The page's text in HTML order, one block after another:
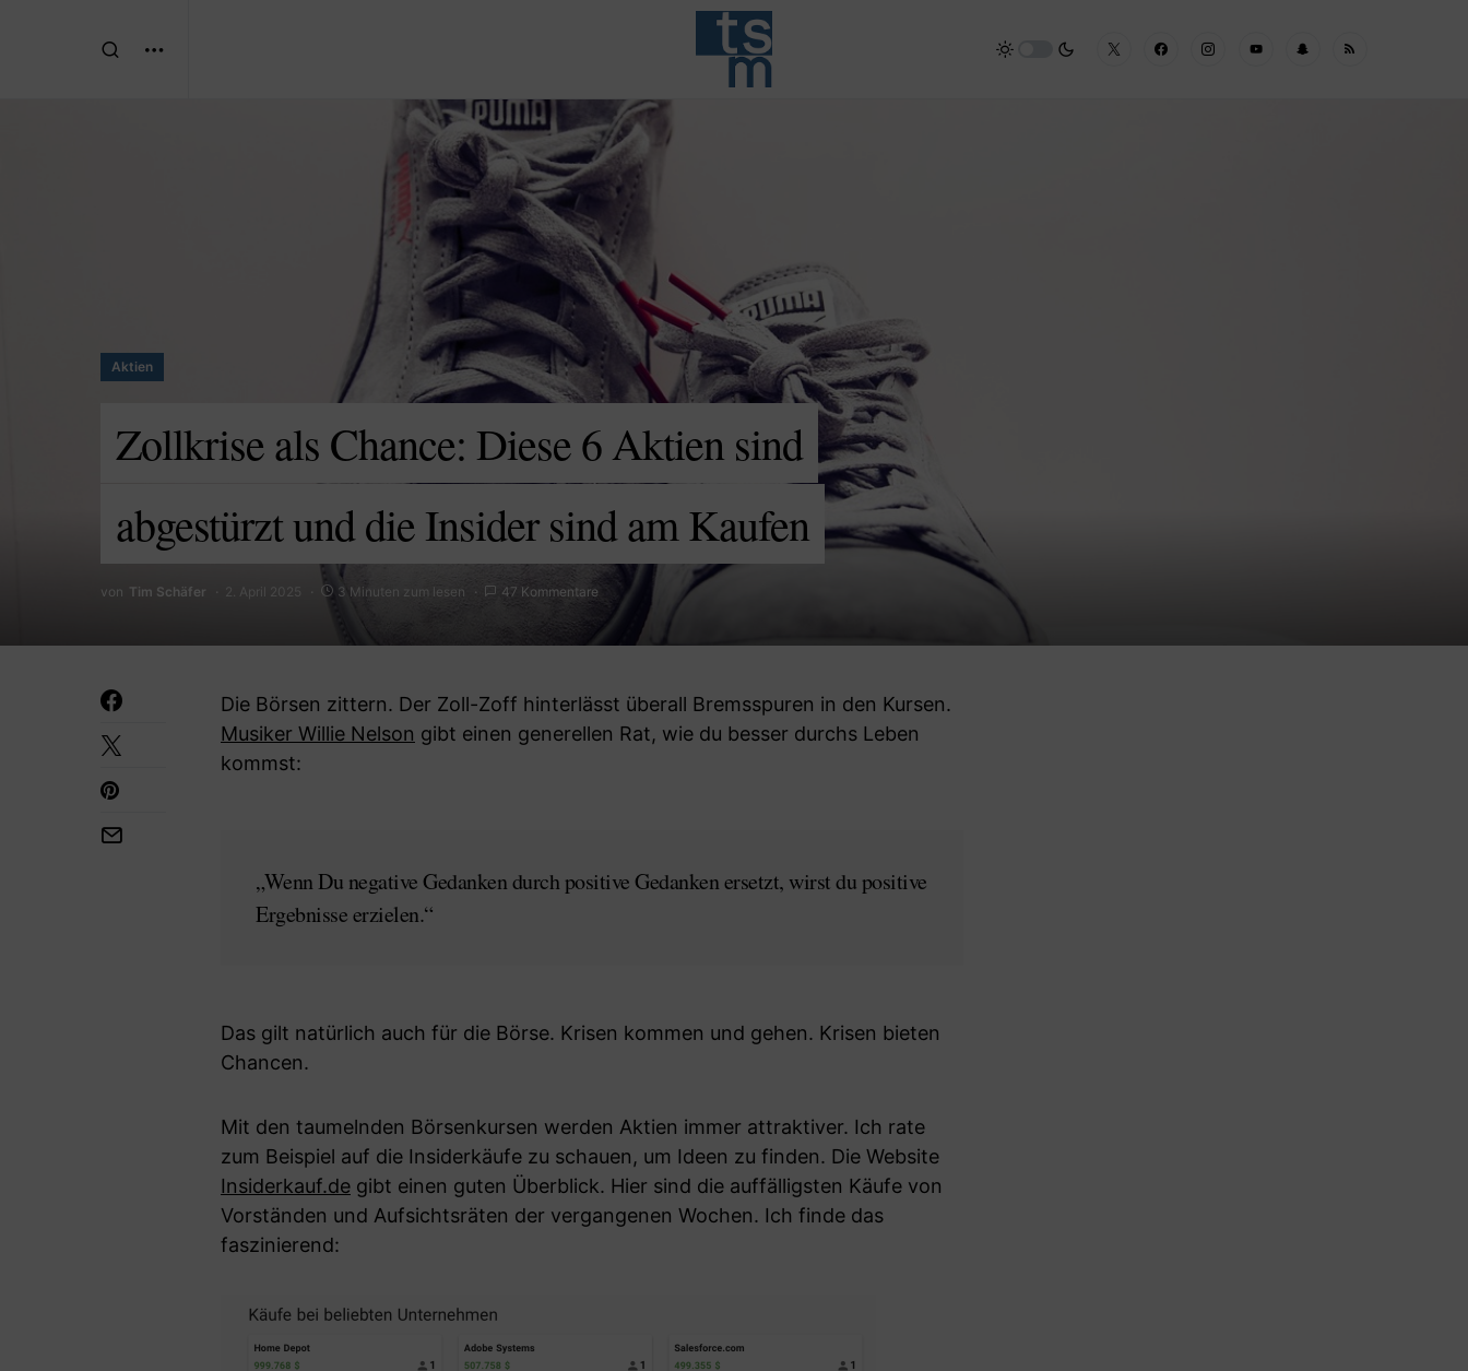
Aktien
Zollkrise als Chance: Diese 6 Aktien sind
abgestürzt und die Insider sind am Kaufen
von Tim Schäfer 2. April 2025 3 Minuten zum lesen 47 Kommentare
Die Börsen zittern. Der Zoll-Zoff hinterlässt überall Bremsspuren in den Kursen.
Musiker Willie Nelson gibt einen generellen Rat, wie du besser durchs Leben
kommst:
„Wenn Du negative Gedanken durch positive Gedanken ersetzt, wirst du positive
Ergebnisse erzielen.“
Das gilt natürlich auch für die Börse. Krisen kommen und gehen. Krisen bieten
Chancen.
Mit den taumelnden Börsenkursen werden Aktien immer attraktiver. Ich rate
zum Beispiel auf die Insiderkäufe zu schauen, um Ideen zu finden. Die Website
Insiderkauf.de gibt einen guten Überblick. Hier sind die auffälligsten Käufe von
Vorständen und Aufsichtsräten der vergangenen Wochen. Ich finde das
faszinierend: